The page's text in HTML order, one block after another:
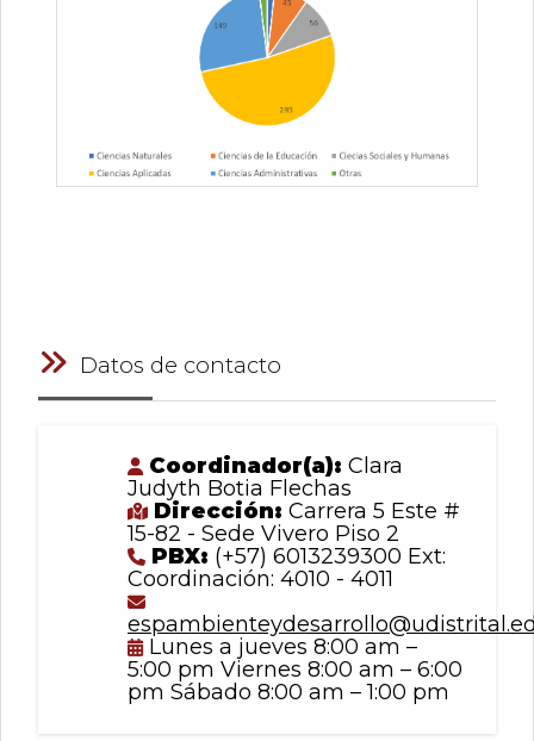
Datos de contacto
Coordinador(a): Clara
Judyth Botia Flechas
Dirección: Carrera 5 Este #
15-82 - Sede Vivero Piso 2
PBX: (+57) 6013239300 Ext:
Coordinación: 4010 - 4011
Lunes a jueves 8:00 am –
5:00 pm Viernes 8:00 am – 6:00
pm Sábado 8:00 am – 1:00 pm